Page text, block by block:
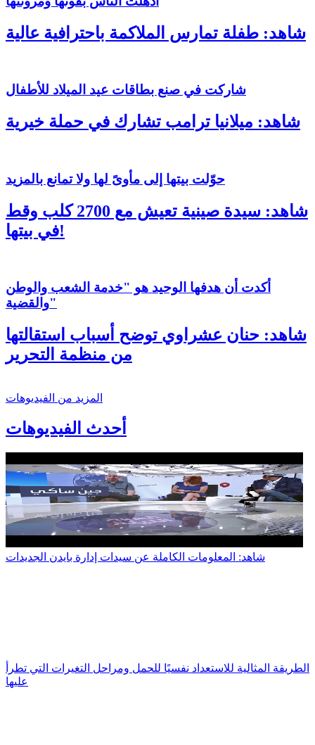
شاهد: طفلة تمارس الملاكمة باحترافية عالية
شاركت في صنع بطاقات عيد الميلاد للأطفال
شاهد: ميلانيا ترامب تشارك في حملة خيرية
حوّلت بيتها إلى مأوىً لها ولا تمانع بالمزيد
شاهد: سيدة صينية تعيش مع 2700 كلب وقط
في بيتها!
أكدت أن هدفها الوحيد هو "خدمة الشعب والوطن
والقضية"
شاهد: حنان عشراوي توضح أسباب استقالتها
من منظمة التحرير
المزيد من الفيديوهات
أحدث الفيديوهات
شاهد: المعلومات الكاملة عن سيدات إدارة بايدن الجديدات
الطريقة المثالية للاستعداد نفسيًا للحمل ومراحل التغيرات التي تطرأ
عليها